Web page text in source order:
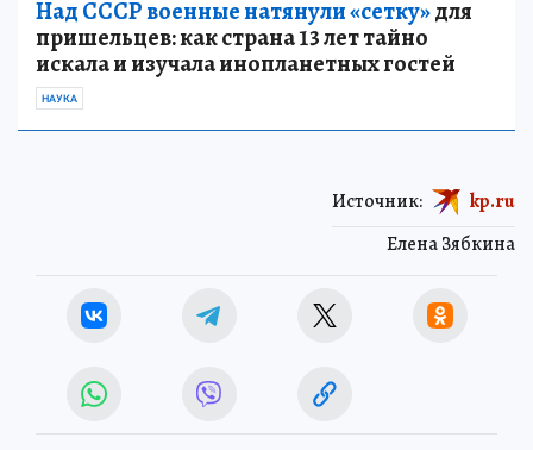
Над СССР военные натянули «сетку»для
пришельцев: как страна 13 лет тайно
искала и изучала инопланетных гостей
НАУКА
Елена Зябкина
Источник: kp.ru